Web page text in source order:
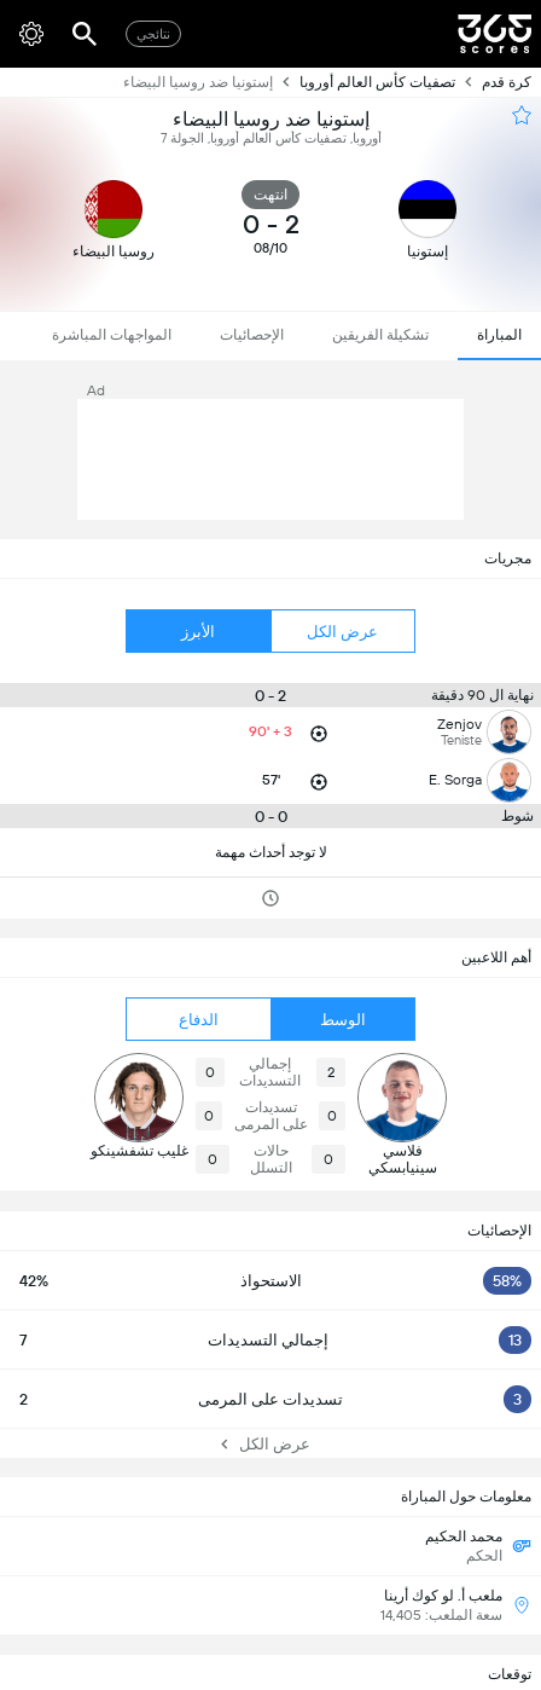
نتائجي
كرة قدم تصفيات كأس العالم أوروبا إستونيا ضد روسيا البيضاء
إستونيا ضد روسيا البيضاء
أوروبا, تصفيات كأس العالم أوروبا, الجولة 7
إستونيا
انتهت
2
-
0
08/10 روسيا البيضاء
المباراة تشكيلة الفريقين الإحصائيات المواجهات المباشرة
Ad
مجريات
عرض الكل الأبرز
نهاية ال 90 دقيقة 2 - 0
Zenjov
Teniste
90' + 3
E. Sorga
57'
شوط 0 - 0
لا توجد أحداث مهمة
أهم اللاعبين
الوسط الدفاع
فلاسي
سينيابسكي
2
إجمالي
التسديدات
0
0
تسديدات
على المرمى
0
0
حالات
التسلل
0 غليب تشفشينكو
الإحصائيات
58% الاستحواذ 42%
13 إجمالي التسديدات 7
3 تسديدات على المرمى 2
عرض الكل
معلومات حول المباراة
محمد الحكيم
الحكم
ملعب أ. لو كوك أرينا
سعة الملعب: 14,405
توقعات